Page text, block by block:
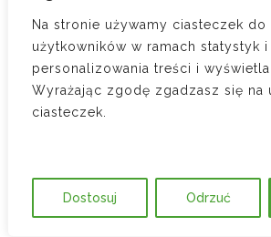
Na stronie używamy ciasteczek do
użytkowników w ramach statystyk
personalizowania treści i
Wyrażając zgodę zgadzasz się na
ciasteczek.
Dostosuj Odrzuć
wadę, w ogóle zawarłby
zawarłby ją na takich
warunkach. Wada, która
zmniejsza jej